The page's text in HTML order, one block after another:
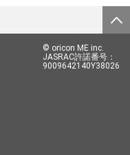
© oricon ME inc.
JASRAC許諾番号：
9009642140Y38026